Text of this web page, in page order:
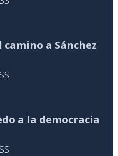
a Sánchez
a la democracia